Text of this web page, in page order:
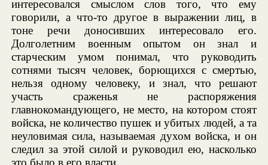
интересовался смыслом слов того, что ему
говорили, а что-то другое в выражении лиц, в
тоне речи доносивших интересовало его.
Долголетним военным опытом он знал и
старческим умом понимал, что руководить
сотнями тысяч человек, борющихся с смертью,
нельзя одному человеку, и знал, что решают
участь сраженья не распоряжения
главнокомандующего, не место, на котором стоят
войска, не количество пушек и убитых людей, а та
неуловимая сила, называемая духом войска, и он
следил за этой силой и руководил ею, насколько
это было в его власти.